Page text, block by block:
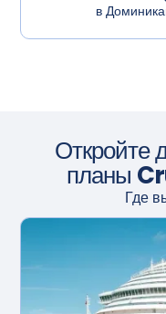
в
Откройте
планы
Где